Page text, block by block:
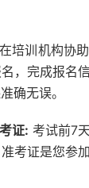
在培训机构协
，完成报名
确无误。
证: 考试前7
考证是您参